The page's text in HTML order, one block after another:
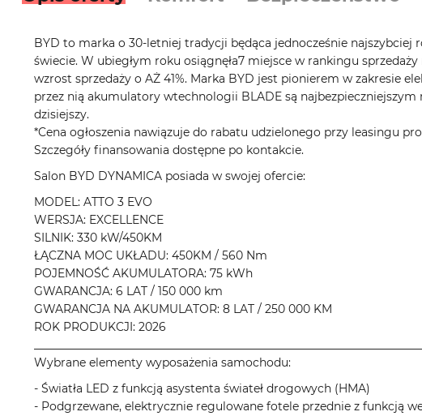
BYD to marka o 30-letniej tradycji będąca jednocześnie najszybciej
świecie. W ubiegłym roku osiągnęła7 miejsce w rankingu
wzrost sprzedaży o AŻ 41%. Marka BYD jest pionierem w zakresie
przez nią akumulatory wtechnologii BLADE są
dzisiejszy.
*Cena ogłoszenia nawiązuje do rabatu udzielonego przy leasingu
Szczegóły finansowania dostępne po kontakcie.
Salon BYD DYNAMICA posiada w swojej ofercie:
MODEL: ATTO 3 EVO
WERSJA: EXCELLENCE
SILNIK: 330 kW/450KM
ŁĄCZNA MOC UKŁADU: 450KM / 560 Nm
POJEMNOŚĆ AKUMULATORA: 75 kWh
GWARANCJA: 6 LAT / 150 000 km
GWARANCJA NA AKUMULATOR: 8 LAT / 250 000 KM
ROK PRODUKCJI: 2026
Wybrane elementy wyposażenia samochodu:
- Światła LED z funkcją asystenta świateł drogowych (HMA)
- Podgrzewane, elektrycznie regulowane fotele przednie z funkcją